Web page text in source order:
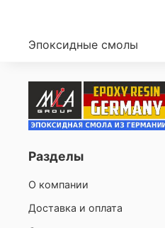
Эпоксидные смолы
Разделы
О компании
Доставка и оплата